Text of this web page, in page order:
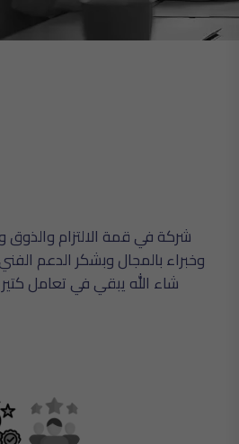
وخبراء بالمجال وبشكر الدعم
شاء الله يبقي في تعامل كتير بينا خالص الشكر والتقدير